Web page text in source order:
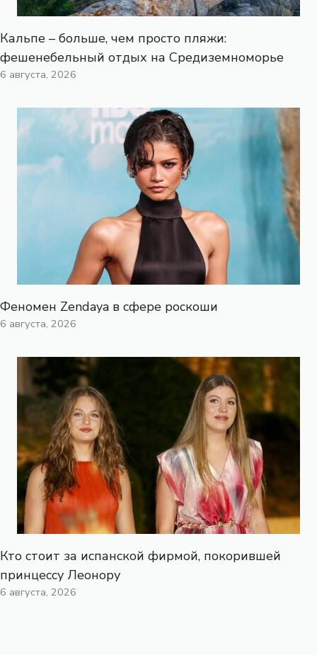
Кальпе – больше, чем просто пляжи:
фешенебельный отдых на Средиземноморье
6 августа, 2026
Феномен Zendaya в сфере роскоши
6 августа, 2026
Кто стоит за испанской фирмой, покорившей
принцессу Леонору
6 августа, 2026